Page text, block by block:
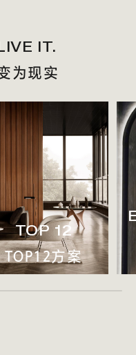
IT.
为现实
TOP 12
TOP12方案